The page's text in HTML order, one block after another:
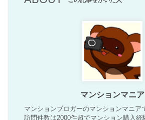
マンションマニア
マンションブロガーのマンションマニア
訪問件数は2000件超でマンション購入経